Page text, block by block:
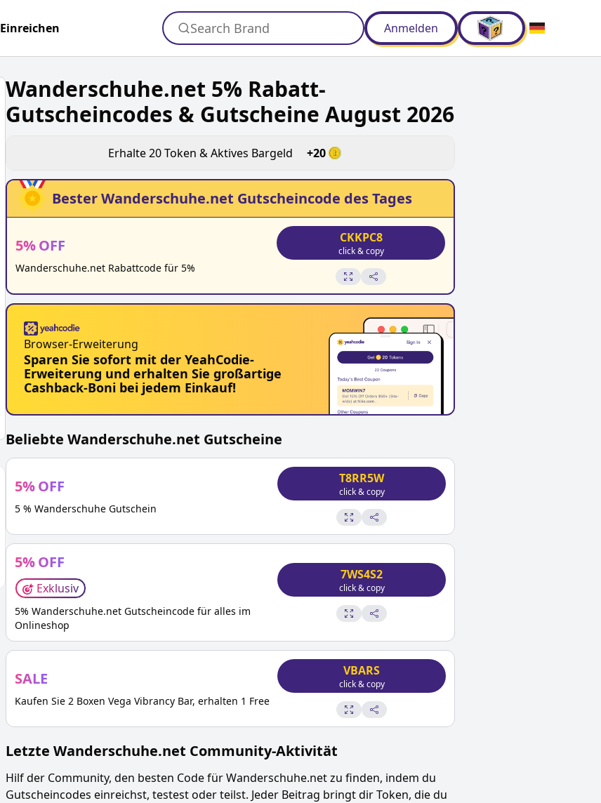
Einreichen Search Brand Anmelden
Wanderschuhe.net 5% Rabatt-
Gutscheincodes & Gutscheine August 2026
Erhalte20Token & Aktives Bargeld +20
BesterWanderschuhe.net Gutscheincode des Tages
5%OFF
Wanderschuhe.net Rabattcode für 5%
CKKPC8
click & copy
Browser-Erweiterung
Sparen Sie sofort mit der YeahCodie-
Erweiterung und erhalten Sie großartige
Cashback-Boni bei jedem Einkauf!
Beliebte Wanderschuhe.net Gutscheine
5%OFF
5 % Wanderschuhe Gutschein
T8RR5W
click & copy
5%OFF
Exklusiv
5% Wanderschuhe.net Gutscheincode für alles im
Onlineshop
7WS4S2
click & copy
SALE
Kaufen Sie 2 Boxen Vega Vibrancy Bar, erhalten 1 Free
VBARS
click & copy
Letzte Wanderschuhe.net Community-Aktivität
Hilf der Community, den besten Code fürWanderschuhe.netzu finden, indem du
Gutscheincodes einreichst, testest oder teilst. Jeder Beitrag bringt dir Token, die du